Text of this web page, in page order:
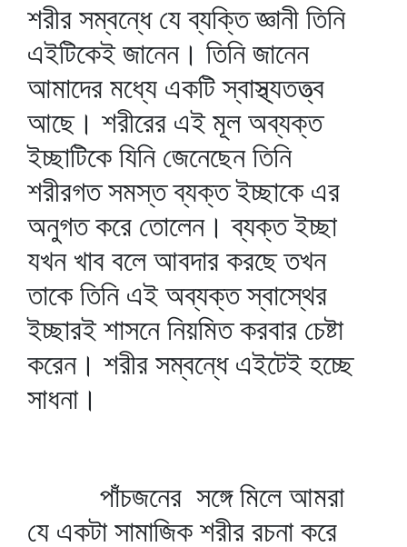
শরীর সম্বন্ধে যে ব্যক্তি জ্ঞানী তিনি
এইটিকেই জানেন। তিনি জানেন
আমাদের মধ্যে একটি স্বাস্থ্যতত্ত্ব
আছে। শরীরের এই মূল অব্যক্ত
ইচ্ছাটিকে যিনি জেনেছেন তিনি
শরীরগত সমস্ত ব্যক্ত ইচ্ছাকে এর
অনুগত করে তোলেন। ব্যক্ত ইচ্ছা
যখন খাব বলে আবদার করছে তখন
তাকে তিনি এই অব্যক্ত স্বাস্থের
ইচ্ছারই শাসনে নিয়মিত করবার চেষ্টা
করেন। শরীর সম্বন্ধে এইটেই হচ্ছে
সাধনা।
পাঁচজনের সঙ্গে মিলে আমরা
যে একটা সামাজিক শরীর রচনা করে